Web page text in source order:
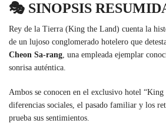
🎭 SINOPSIS
Rey de la Tierra (King the Land) cuenta la
de un lujoso conglomerado hotelero que
Cheon Sa-rang, una empleada ejemplar
sonrisa auténtica.
Ambos se conocen en el exclusivo hotel
diferencias sociales, el pasado familiar y los
prueba sus sentimientos.